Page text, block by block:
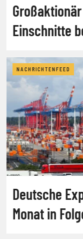
Einschnitte
NACHRICHTENFEED
Deutsche
Monat in